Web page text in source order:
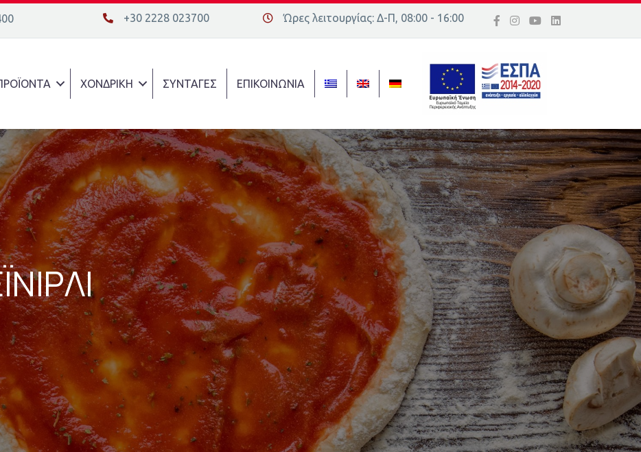
+30 2228 023700
+30 2228 023700 Διεύθυνση οδός 16, Ελλάδα
Ώρες λειτουργίας: Δ-Π, 08:00 - 16:00
ΧΟΝΔΡΙΚΗ ΣΥΝΤΑΓΕΣ ΕΠΙΚΟΙΝΩΝΙΑ